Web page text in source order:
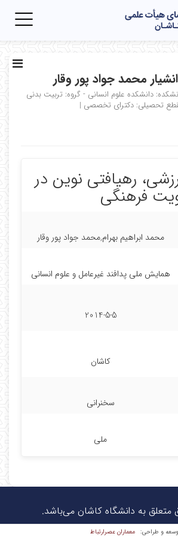
محمد جواد پور وقار
دانشکده علوم انسانی - گروه: تربیت بدنی
تحصیلی: دکترای تخصصی |
رهیافتی نوین در
فرهنگی
محمد ابراهیم بهرام,محمد جواد پور وقار
همایش ملی پدافند غیرعامل و علوم انسانی
2014-5-5
کاشان
سخنرانی
ملی
به دانشگاه کاشان می‌باشد.
و طراحی: معماران عصر‌ارتباط